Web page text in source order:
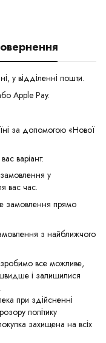
у відділенні пошти.
Apple Pay.
за допомогою «Нової
варіант:
у
вас час.
замовлення прямо
з найближчого
все можливе,
і залишилися
при здійсненні
політику
захищена на всіх